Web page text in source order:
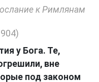
к Римлянам
у Бога. Те,
вне
под законом